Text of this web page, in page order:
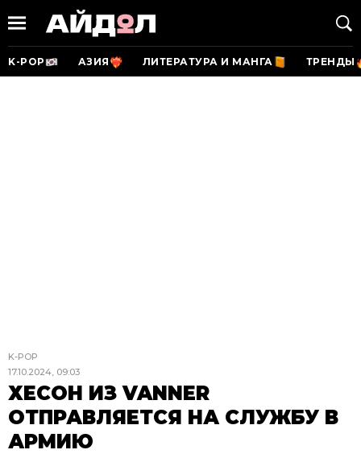
K-POP АЗИЯ ЛИТЕРАТУРА И МАНГА ТРЕНДЫ
K-POP
17.10.2024, 09:03
ХЕСОН ИЗ VANNER
ОТПРАВЛЯЕТСЯ НА СЛУЖБУ В
АРМИЮ